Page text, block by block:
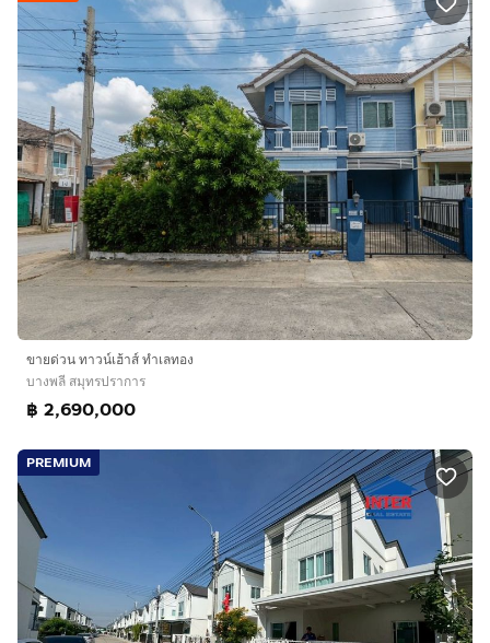
ขายด่วน ทาวน์เฮ้าส์ ทำเลทอง
บางพลี สมุทรปราการ
฿ 2,690,000
PREMIUM